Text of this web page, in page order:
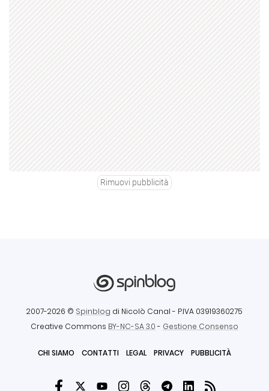
Rimuovi pubblicità
2007-2026 © Spinblog di Nicolò Canal - P.IVA 03919360275
Creative Commons BY-NC-SA 3.0- Gestione Consenso
CHI SIAMO CONTATTI LEGAL PRIVACY PUBBLICITÀ